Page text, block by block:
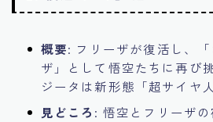
概要: フリーザが復活し、
ザ」として悟空たちに再び
ジータは新形態「超サイヤ
見どころ : 悟空とフリーザの